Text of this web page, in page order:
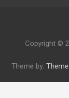
Copyright ©
Theme by: